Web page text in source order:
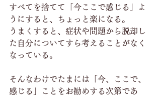
すべてを捨てて「今ここで感じる」よ
うにすると、ちょっと楽になる。
うまくすると、症状や問題から脱却し
た自分についてすら考えることがなく
なっている。
そんなわけでたまには「今、ここで、
感じる」ことをお勧めする次第であ